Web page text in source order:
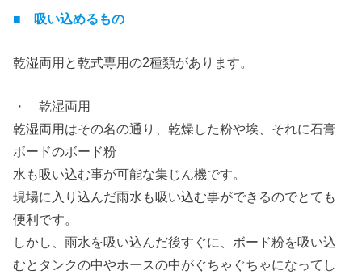
■ 吸い込めるもの
乾湿両用と乾式専用の2種類があります。
・ 乾湿両用
乾湿両用はその名の通り、乾燥した粉や埃、それに石膏
ボードのボード粉
水も吸い込む事が可能な集じん機です。
現場に入り込んだ雨水も吸い込む事ができるのでとても
便利です。
しかし、雨水を吸い込んだ後すぐに、ボード粉を吸い込
むとタンクの中やホースの中がぐちゃぐちゃになってし